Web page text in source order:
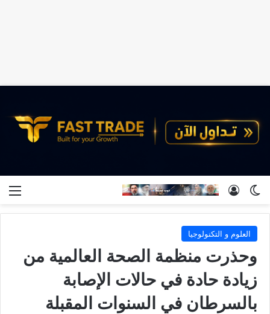
الوضع المظلم
تسجيل الدخول
العلوم و التكنولوجيا
وحذرت منظمة الصحة العالمية من
زيادة حادة في حالات الإصابة
بالسرطان في السنوات المقبلة